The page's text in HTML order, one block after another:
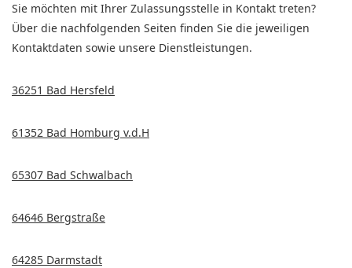
Sie möchten mit Ihrer Zulassungsstelle in Kontakt treten?
Über die nachfolgenden Seiten finden Sie die jeweiligen
Kontaktdaten sowie unsere Dienstleistungen.
36251 Bad Hersfeld
61352 Bad Homburg v.d.H
65307 Bad Schwalbach
64646 Bergstraße
64285 Darmstadt